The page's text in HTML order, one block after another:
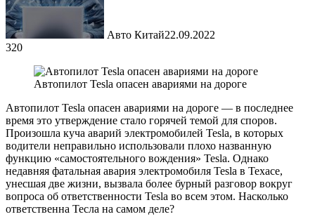
Авто Китай22.09.2022
320
Автопилот Tesla опасен авариями на дороге
Автопилот Tesla опасен авариями на дороге — в последнее
время это утверждение стало горячей темой для споров.
Произошла куча аварий электромобилей Tesla, в которых
водители неправильно использовали плохо названную
функцию «самостоятельного вождения» Tesla. Однако
недавняя фатальная авария электромобиля Tesla в Техасе,
унесшая две жизни, вызвала более бурный разговор вокруг
вопроса об ответственности Tesla во всем этом. Насколько
ответственна Тесла на самом деле?